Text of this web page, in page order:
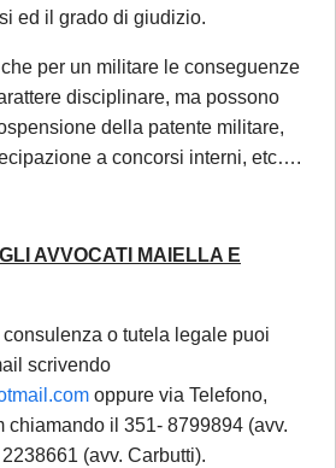
ed il grado di giudizio.
per un militare le conseguenze
disciplinare, ma possono
della patente militare,
a concorsi interni, etc….
AVVOCATI MAIELLA E
consulenza o tutela legale puoi
scrivendo
oppure via Telefono,
chiamando il 351- 8799894 (avv.
(avv. Carbutti).
processuali
prese in carico al rientro,
2026.